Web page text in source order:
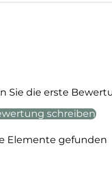
Sie die erste
schreiben
Elemente gefunden